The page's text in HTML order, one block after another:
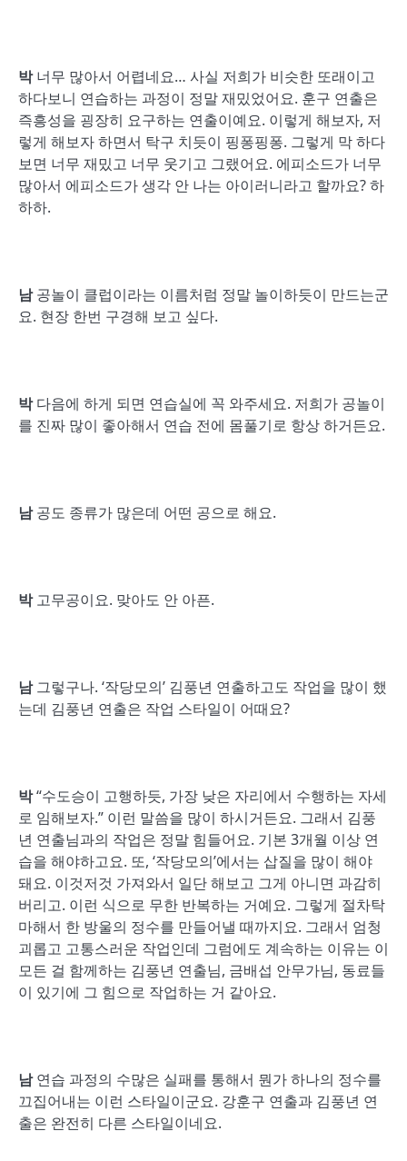
박너무 많아서 어렵네요… 사실 저희가 비슷한 또래이고
하다보니 연습하는 과정이 정말 재밌었어요. 훈구 연출은
즉흥성을 굉장히 요구하는 연출이예요. 이렇게 해보자, 저
렇게 해보자 하면서 탁구 치듯이 핑퐁핑퐁. 그렇게 막 하다
보면 너무 재밌고 너무 웃기고 그랬어요. 에피소드가 너무
많아서 에피소드가 생각 안 나는 아이러니라고 할까요? 하
하하.
남공놀이 클럽이라는 이름처럼 정말 놀이하듯이 만드는군
요. 현장 한번 구경해 보고 싶다.
박다음에 하게 되면 연습실에 꼭 와주세요. 저희가 공놀이
를 진짜 많이 좋아해서 연습 전에 몸풀기로 항상 하거든요.
남공도 종류가 많은데 어떤 공으로 해요.
박고무공이요. 맞아도 안 아픈.
남그렇구나. ‘작당모의’ 김풍년 연출하고도 작업을 많이 했
는데 김풍년 연출은 작업 스타일이 어때요?
박“수도승이 고행하듯, 가장 낮은 자리에서 수행하는 자세
로 임해보자.” 이런 말씀을 많이 하시거든요. 그래서 김풍
년 연출님과의 작업은 정말 힘들어요. 기본 3개월 이상 연
습을 해야하고요. 또, ‘작당모의’에서는 삽질을 많이 해야
돼요. 이것저것 가져와서 일단 해보고 그게 아니면 과감히
버리고. 이런 식으로 무한 반복하는 거예요. 그렇게 절차탁
마해서 한 방울의 정수를 만들어낼 때까지요. 그래서 엄청
괴롭고 고통스러운 작업인데 그럼에도 계속하는 이유는 이
모든 걸 함께하는 김풍년 연출님, 금배섭 안무가님, 동료들
이 있기에 그 힘으로 작업하는 거 같아요.
남연습 과정의 수많은 실패를 통해서 뭔가 하나의 정수를
끄집어내는 이런 스타일이군요. 강훈구 연출과 김풍년 연
출은 완전히 다른 스타일이네요.